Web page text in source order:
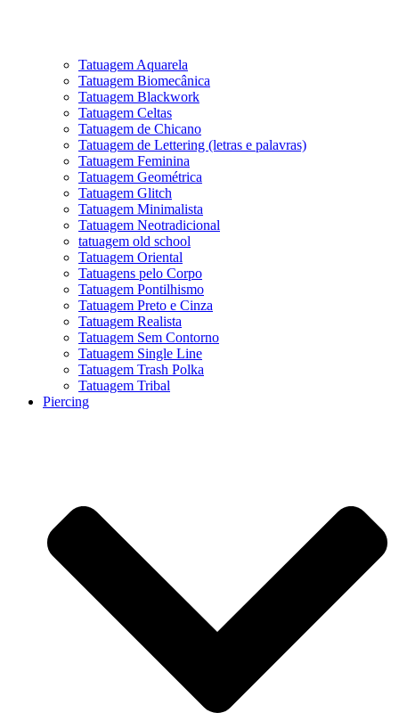
Tatuagem Aquarela
Tatuagem Biomecânica
Tatuagem Blackwork
Tatuagem Celtas
Tatuagem de Chicano
Tatuagem de Lettering (letras e palavras)
Tatuagem Feminina
Tatuagem Geométrica
Tatuagem Glitch
Tatuagem Minimalista
Tatuagem Neotradicional
tatuagem old school
Tatuagem Oriental
Tatuagens pelo Corpo
Tatuagem Pontilhismo
Tatuagem Preto e Cinza
Tatuagem Realista
Tatuagem Sem Contorno
Tatuagem Single Line
Tatuagem Trash Polka
Tatuagem Tribal
Piercing